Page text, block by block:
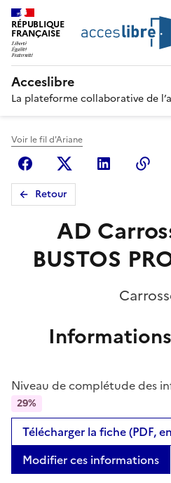
RÉPUBLIQUE
FRANÇAISE
Acceslibre
La plateforme collaborative de
Voir le fil d'Ariane
FacebookX Linkedin
Retour
AD
BUSTOS
Niveau de complétude des
29%
Télécharger la fiche (PDF,
Modifier ces informations